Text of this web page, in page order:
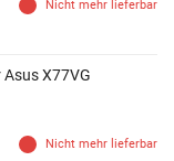
Nicht mehr lieferbar
X77VG
Nicht mehr lieferbar